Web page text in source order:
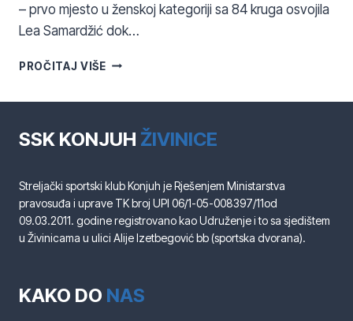
– prvo mjesto u ženskoj kategoriji sa 84 kruga osvojila
Lea Samardžić dok…
PROČITAJ VIŠEU
MEMORIJALNI
MURATOVIĆ-
ADI”
SSK KONJUH ŽIVINICE
Streljački sportski klub Konjuh je Rješenjem Ministarstva
pravosuđa i uprave TK broj UPI 06/1-05-008397/11od
09.03.2011. godine registrovano kao Udruženje i to sa sjedištem
u Živinicama u ulici Alije Izetbegović bb (sportska dvorana).
KAKO DO NAS